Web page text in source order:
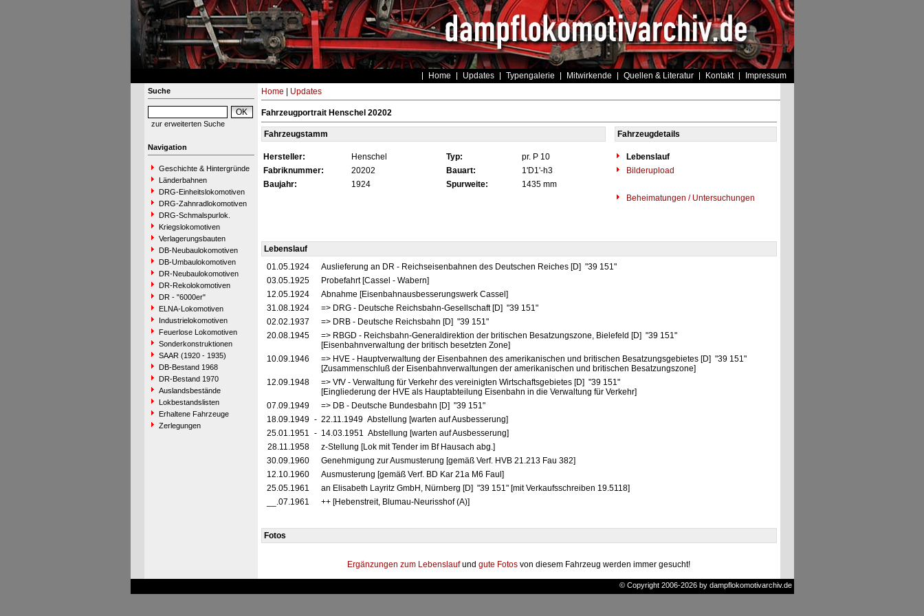
Home Updates Typengalerie Mitwirkende Quellen & Literatur Kontakt Impressum
Suche
zur erweiterten Suche
Navigation
Geschichte & Hintergründe
Länderbahnen
DRG-Einheitslokomotiven
DRG-Zahnradlokomotiven
DRG-Schmalspurlok.
Kriegslokomotiven
Verlagerungsbauten
DB-Neubaulokomotiven
DB-Umbaulokomotiven
DR-Neubaulokomotiven
DR-Rekolokomotiven
DR - "6000er"
ELNA-Lokomotiven
Industrielokomotiven
Feuerlose Lokomotiven
Sonderkonstruktionen
SAAR (1920 - 1935)
DB-Bestand 1968
DR-Bestand 1970
Auslandsbestände
Lokbestandslisten
Erhaltene Fahrzeuge
Zerlegungen
Home Updates
Fahrzeugportrait Henschel 20202
Fahrzeugstamm Fahrzeugdetails
Hersteller: Henschel Typ: pr. P 10
Lebenslauf
Fabriknummer:
20202 Bauart: 1'D1'-h3
Bilderupload
Baujahr:
1924 Spurweite:
1435 mm
Beheimatungen / Untersuchungen
Lebenslauf
01.05.1924
Auslieferung an DR - Reichseisenbahnen des Deutschen Reiches [D] "39 151"
03.05.1925
Probefahrt [Cassel - Wabern]
12.05.1924
Abnahme [Eisenbahnausbesserungswerk Cassel]
31.08.1924
=> DRG - Deutsche Reichsbahn-Gesellschaft [D] "39 151"
02.02.1937
=> DRB - Deutsche Reichsbahn [D] "39 151"
20.08.1945
=> RBGD - Reichsbahn-Generaldirektion der britischen Besatzungszone, Bielefeld [D] "39 151"
[Eisenbahnverwaltung der britisch besetzten Zone]
10.09.1946
=> HVE - Hauptverwaltung der Eisenbahnen des amerikanischen und britischen Besatzungsgebietes [D] "39 151"
[Zusammenschluß der Eisenbahnverwaltungen der amerikanischen und britischen Besatzungszone]
12.09.1948
=> VfV - Verwaltung für Verkehr des vereinigten Wirtschaftsgebietes [D] "39 151"
[Eingliederung der HVE als Hauptabteilung Eisenbahn in die Verwaltung für Verkehr]
07.09.1949
=> DB - Deutsche Bundesbahn [D] "39 151"
18.09.1949 - 22.11.1949 Abstellung [warten auf Ausbesserung]
25.01.1951 - 14.03.1951 Abstellung [warten auf Ausbesserung]
28.11.1958
z-Stellung [Lok mit Tender im Bf Hausach abg.]
30.09.1960
Genehmigung zur Ausmusterung [gemäß Verf. HVB 21.213 Fau 382]
12.10.1960
Ausmusterung [gemäß Verf. BD Kar 21a M6 Faul]
25.05.1961
an Elisabeth Layritz GmbH, Nürnberg [D] "39 151" [mit Verkaufsschreiben 19.5118]
__.07.1961
++ [Hebenstreit, Blumau-Neurisshof (A)]
Fotos
Ergänzungen zum Lebenslaufund gute Fotos von diesem Fahrzeug werden immer gesucht!
© Copyright 2006-2026 by dampflokomotivarchiv.de